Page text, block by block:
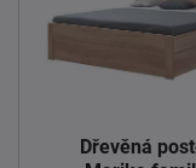
Dřevěná